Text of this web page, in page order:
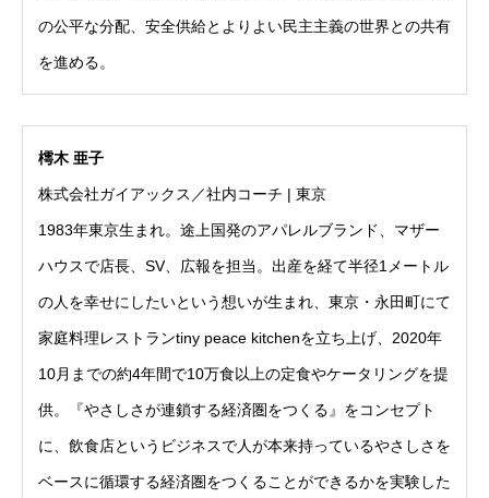
の公平な分配、安全供給とよりよい民主主義の世界との共有
を進める。
樗木 亜子
株式会社ガイアックス／社内コーチ | 東京
1983年東京生まれ。途上国発のアパレルブランド、マザー
ハウスで店長、SV、広報を担当。出産を経て半径1メートル
の人を幸せにしたいという想いが生まれ、東京・永田町にて
家庭料理レストランtiny peace kitchenを立ち上げ、2020年
10月までの約4年間で10万食以上の定食やケータリングを提
供。『やさしさが連鎖する経済圏をつくる』をコンセプト
に、飲食店というビジネスで人が本来持っているやさしさを
ベースに循環する経済圏をつくることができるかを実験した